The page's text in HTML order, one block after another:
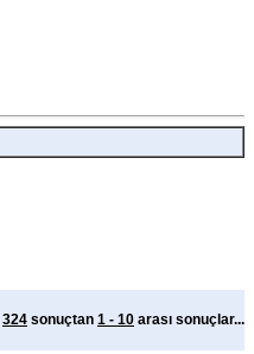
324 sonuçtan 1 - 10 arası sonuçlar...